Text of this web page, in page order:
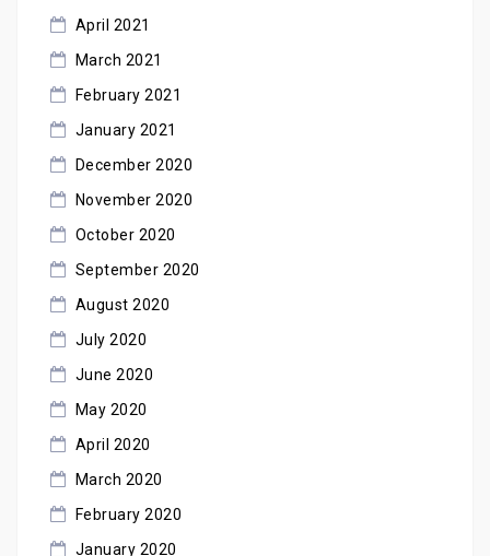
April 2021
March 2021
February 2021
January 2021
December 2020
November 2020
October 2020
September 2020
August 2020
July 2020
June 2020
May 2020
April 2020
March 2020
February 2020
January 2020